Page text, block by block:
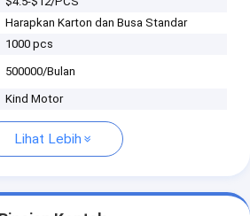
Harapkan Karton dan Busa Standar
1000 pcs
500000/Bulan
Kind Motor
Lihat Lebih